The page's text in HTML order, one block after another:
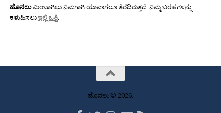
ಹೊನಲುಮಿಂಬಾಗಿಲು ನಿಮಗಾಗಿ ಯಾವಾಗಲೂ ತೆರೆದಿರುತ್ತದೆ. ನಿಮ್ಮ ಬರಹಗಳನ್ನು
ಕಳುಹಿಸಲುಇಲ್ಲಿ ಒತ್ತಿ.
ಹೊನಲು © 2026.